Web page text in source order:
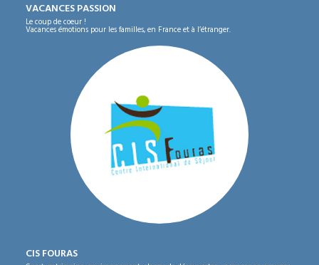
VACANCES PASSION
Le coup de coeur !
Vacances émotions pour les familles, en France et à l’étranger.
CIS FOURAS